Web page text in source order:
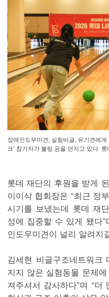
장애인도우미견, 실험비글, 유기견에게
크’ 참가자가 볼링 공을 던지고 있다.
롯데 재단의 후원을 받게
이이삭 협회장은 “최근 정
시기를 보냈는데 롯데 재
성에 집중할 수 있게 됐다
인도우미견이 널리 알려지
김세현 비글구조네트워크
지지 않은 실험동물 문제
져주셔서 감사하다”며 “더